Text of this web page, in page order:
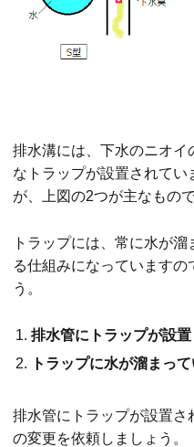
排水溝には、下水のニオイ
なトラップが設置されて
が、上図の2つが主なもので
トラップには、常に水が
る仕組みになっていますの
う。
排水管にトラップが設
トラップに水が溜まっ
排水管にトラップが設置さ
の変更を依頼しましょう。